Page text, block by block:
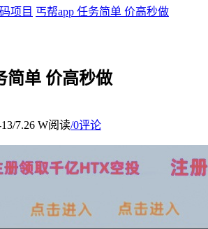
项目 丐帮app 任务简单 价高秒做
简单 价高秒做
/7.26 W阅读/0评论